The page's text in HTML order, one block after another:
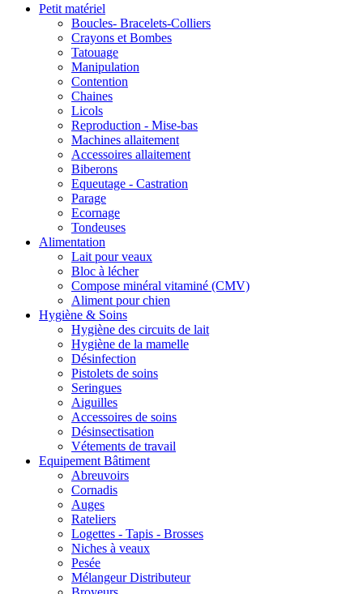
Petit matériel
Boucles- Bracelets-Colliers
Crayons et Bombes
Tatouage
Manipulation
Contention
Chaines
Licols
Reproduction - Mise-bas
Machines allaitement
Accessoires allaitement
Biberons
Equeutage - Castration
Parage
Ecornage
Tondeuses
Alimentation
Lait pour veaux
Bloc à lécher
Compose minéral vitaminé (CMV)
Aliment pour chien
Hygiène & Soins
Hygiène des circuits de lait
Hygiène de la mamelle
Désinfection
Pistolets de soins
Seringues
Aiguilles
Accessoires de soins
Désinsectisation
Vétements de travail
Equipement Bâtiment
Abreuvoirs
Cornadis
Auges
Rateliers
Logettes - Tapis - Brosses
Niches à veaux
Pesée
Mélangeur Distributeur